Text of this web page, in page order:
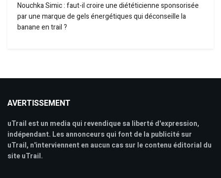
Nouchka Simic : faut-il croire une diététicienne sponsorisée
par une marque de gels énergétiques qui déconseille la
banane en trail ?
AVERTISSEMENT
uTrail est un media qui revendique sa liberté d'expression,
indépendant. Les annonceurs qui font de la publicité sur
uTrail, n'interviennent en aucun cas sur le contenu éditorial du
site uTrail.